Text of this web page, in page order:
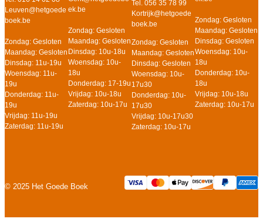
Leuven@hetgoede
boek.be
Zondag: Gesloten
Maandag: Gesloten
Dinsdag: 11u-19u
Woensdag: 11u-
19u
Donderdag: 11u-
19u
Vrijdag: 11u-19u
Zaterdag: 11u-19u
ek.be
Zondag: Gesloten
Maandag: Gesloten
Dinsdag: 10u-18u
Woensdag: 10u-
18u
Donderdag: 17-19u
Vrijdag: 10u-18u
Zaterdag: 10u-17u
Tel. 056 35 78 99
Kortrijk@hetgoede
boek.be
Zondag: Gesloten
Maandag: Gesloten
Dinsdag: Gesloten
Woensdag: 10u-
17u30
Donderdag: 10u-
17u30
Vrijdag: 10u-17u30
Zaterdag: 10u-17u
Zondag: Gesloten
Maandag: Gesloten
Dinsdag: Gesloten
Woensdag: 10u-
18u
Donderdag: 10u-
18u
Vrijdag: 10u-18u
Zaterdag: 10u-17u
© 2025 Het Goede Boek